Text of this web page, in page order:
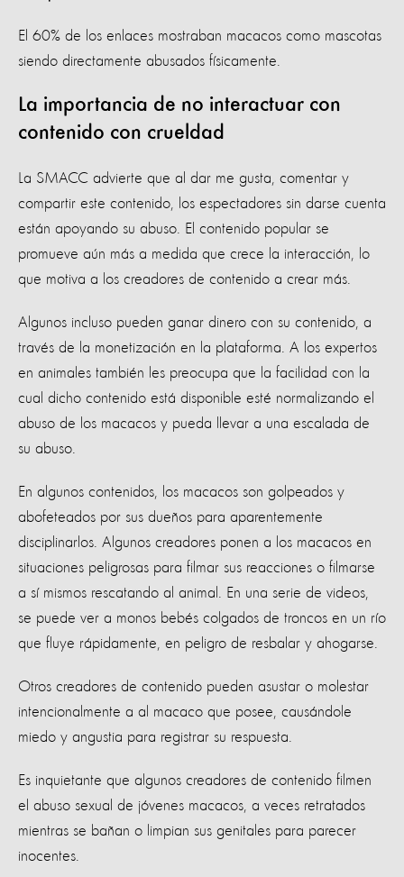
El 60% de los enlaces mostraban macacos como mascotas
siendo directamente abusados ​​físicamente.
La importancia de no interactuar con
contenido con crueldad
La SMACC advierte que al dar me gusta, comentar y
compartir este contenido, los espectadores sin darse cuenta
están apoyando su abuso. El contenido popular se
promueve aún más a medida que crece la interacción, lo
que motiva a los creadores de contenido a crear más.
Algunos incluso pueden ganar dinero con su contenido, a
través de la monetización en la plataforma. A los expertos
en animales también les preocupa que la facilidad con la
cual dicho contenido está disponible esté normalizando el
abuso de los macacos y pueda llevar a una escalada de
su abuso.
En algunos contenidos, los macacos son golpeados y
abofeteados por sus dueños para aparentemente
disciplinarlos. Algunos creadores ponen a los macacos en
situaciones peligrosas para filmar sus reacciones o filmarse
a sí mismos rescatando al animal. En una serie de videos,
se puede ver a monos bebés colgados de troncos en un río
que fluye rápidamente, en peligro de resbalar y ahogarse.
Otros creadores de contenido pueden asustar o molestar
intencionalmente a al macaco que posee, causándole
miedo y angustia para registrar su respuesta.
Es inquietante que algunos creadores de contenido filmen
el abuso sexual de jóvenes macacos, a veces retratados
mientras se bañan o limpian sus genitales para parecer
inocentes.